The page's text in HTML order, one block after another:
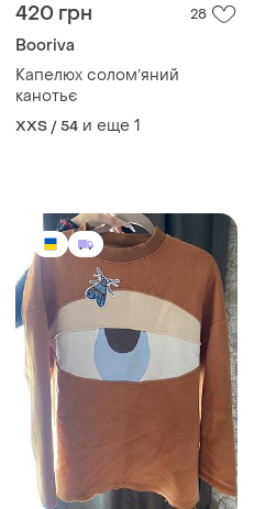
420 грн 28
Booriva
Капелюх соломʼяний
канотьє
XXS / 54 и еще 1